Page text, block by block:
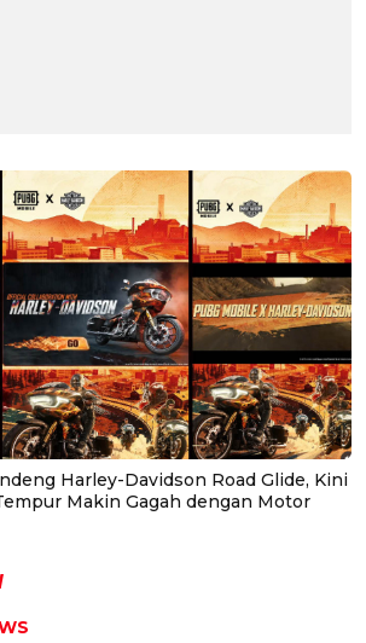
Harley-Davidson Road Glide, Kini
Makin Gagah dengan Motor